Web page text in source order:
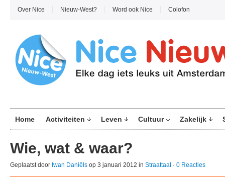
Over Nice Nieuw-West? Word ook Nice Colofon
Home Activiteiten Leven Cultuur Zakelijk
Wie, wat & waar?
Geplaatst door Iwan Daniëls op 3 januari 2012 in Straattaal · 0 Reacties